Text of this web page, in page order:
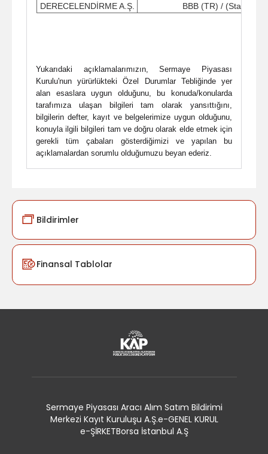
DERECELENDİRME A.Ş.
BBB (TR) / (Stabil
Yukarıdaki açıklamalarımızın, Sermaye Piyasası
Kurulu'nun yürürlükteki Özel Durumlar Tebliğinde yer
alan esaslara uygun olduğunu, bu konuda/konularda
tarafımıza ulaşan bilgileri tam olarak yansıttığını,
bilgilerin defter, kayıt ve belgelerimize uygun olduğunu,
konuyla ilgili bilgileri tam ve doğru olarak elde etmek için
gerekli tüm çabaları gösterdiğimizi ve yapılan bu
açıklamalardan sorumlu olduğumuzu beyan ederiz.
Bildirimler
Finansal Tablolar
Sermaye Piyasası Aracı Alım Satım Bildirimi
Merkezi Kayıt Kuruluşu A.Ş.e-GENEL KURUL
e-ŞİRKETBorsa İstanbul A.Ş